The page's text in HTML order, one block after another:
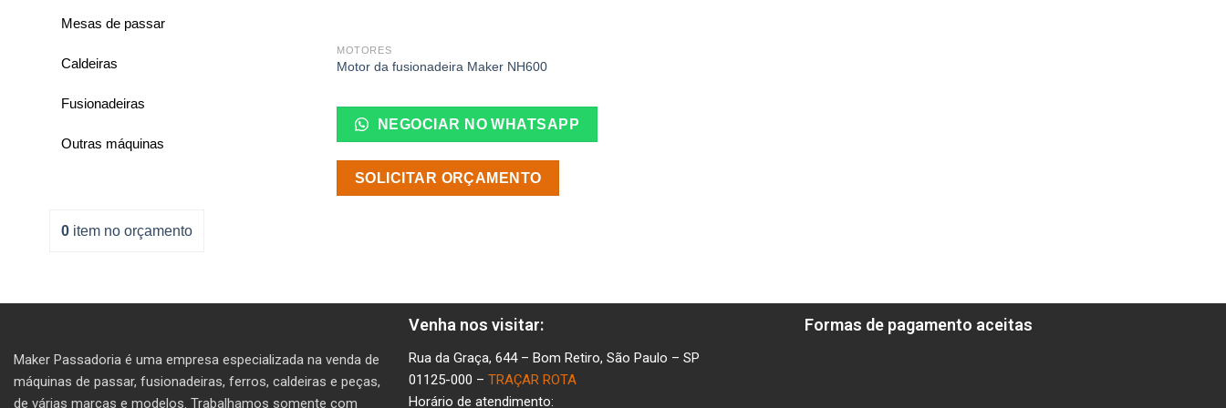
Mesas de passar
Caldeiras
Fusionadeiras
Outras máquinas
0 item no orçamento
MOTORES
Motor da fusionadeira Maker NH600
NEGOCIAR NO WHATSAPP
SOLICITAR ORÇAMENTO
Maker Passadoria é uma empresa especializada na venda de
máquinas de passar, fusionadeiras, ferros, caldeiras e peças,
de várias marcas e modelos. Trabalhamos somente com
Venha nos visitar:
Rua da Graça, 644 – Bom Retiro, São Paulo – SP
01125-000 –TRAÇAR ROTA
Horário de atendimento:
Formas de pagamento aceitas